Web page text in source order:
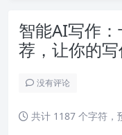
智能AI写作
荐，让你的写
没有评论
共计 1187 个字符，